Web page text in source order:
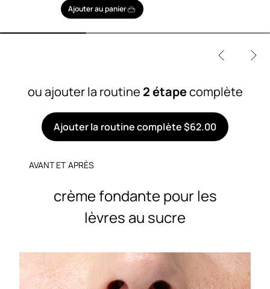
Ajouter au panier
ou ajouter la routine 2 étapecomplète
Ajouter la routine complète $62.00
AVANT ET APRÈS
crème fondante pour les
lèvres au sucre